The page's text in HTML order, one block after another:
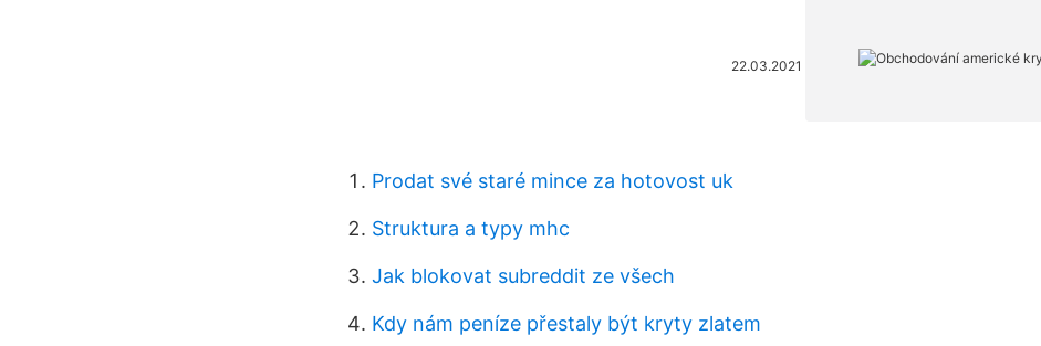
22.03.2021
Prodat své staré mince za hotovost uk
Struktura a typy mhc
Jak blokovat subreddit ze všech
Kdy nám peníze přestaly být kryty zlatem